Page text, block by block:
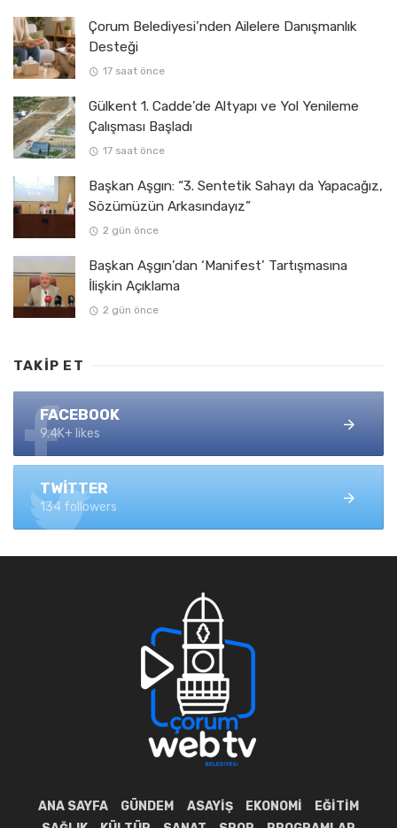
Çorum Belediyesi’nden Ailelere Danışmanlık
Desteği
17 saat önce
Gülkent 1. Cadde’de Altyapı ve Yol Yenileme
Çalışması Başladı
17 saat önce
Başkan Aşgın: “3. Sentetik Sahayı da Yapacağız,
Sözümüzün Arkasındayız”
2 gün önce
Başkan Aşgın’dan ‘Manifest’ Tartışmasına
İlişkin Açıklama
2 gün önce
TAKIP ET
FACEBOOK
9.4K+ likes
TWITTER
134 followers
ANA SAYFA GÜNDEM ASAYIŞ EKONOMI
EĞITIM